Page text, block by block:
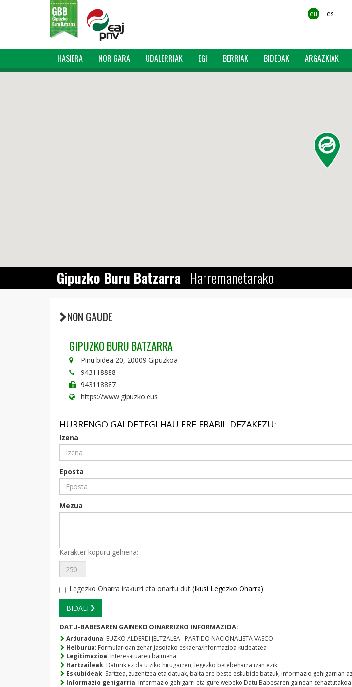
eu es
HASIERA NOR GARA UDALERRIAK EGI BERRIAK BIDEOAK ARGAZKIAK
Gipuzko Buru Batzarra Harremanetarako
NON GAUDE
GIPUZKO BURU BATZARRA
Pinu bidea 20, 20009 Gipuzkoa
943118888
943118887
https://www.gipuzko.eus
HURRENGO GALDETEGI HAU ERE ERABIL DEZAKEZU:
Izena
Eposta
Mezua
Karakter kopuru gehiena:
Legezko Oharra irakurri eta onartu dut (Ikusi Legezko Oharra)
BIDALI
DATU-BABESAREN GAINEKO OINARRIZKO INFORMAZIOA:
Arduraduna: EUZKO ALDERDI JELTZALEA - PARTIDO NACIONALISTA VASCO
Helburua: Formularioan zehar jasotako eskaera/informazioa kudeatzea
Legitimazioa: Interesatuaren baimena.
Hartzaileak: Daturik ez da utziko hirugarren, legezko betebeharra izan ezik
Eskubideak: Sartzea, zuzentzea eta datuak, baita ere beste eskubide batzuk, informazio gehigarrian
Informazio gehigarria: Informazio gehigarri eta gure webeko Datu-Babesaren gainean